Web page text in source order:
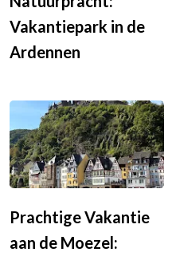
Vakantiepark in de
Ardennen
Prachtige Vakantie
aan de Moezel: